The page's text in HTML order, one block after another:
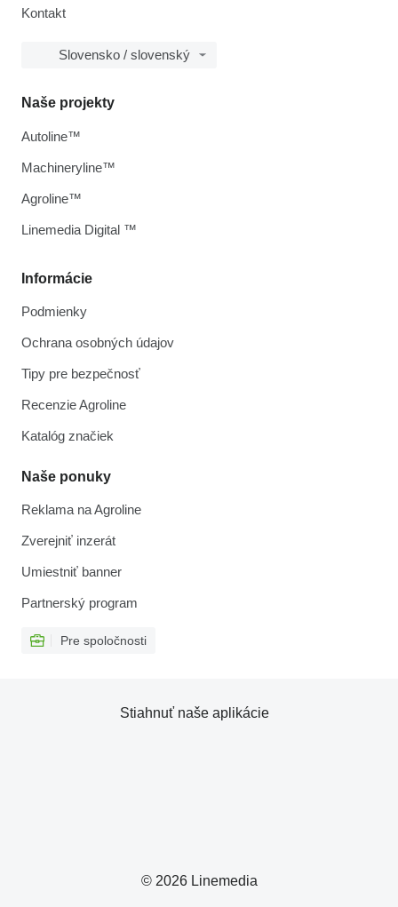
Kontakt
Slovensko / slovenský
Informácie
Podmienky
Ochrana osobných údajov
Tipy pre bezpečnosť
Recenzie Agroline
Katalóg značiek
Naše ponuky
Reklama na Agroline
Zverejniť inzerát
Umiestniť banner
Partnerský program
Pre spoločnosti
Naše projekty
Autoline™
Machineryline™
Agroline™
Linemedia Digital ™
© 2026 Linemedia
Stiahnuť naše aplikácie